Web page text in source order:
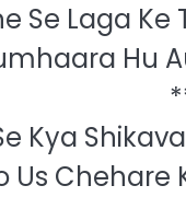
Se Laga
Hu
Kya
Us Chehare